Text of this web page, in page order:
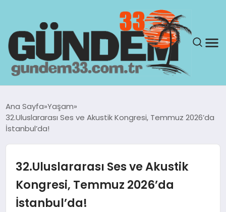
GÜNDEM
TEKNOLOJI
Ana Sayfa Yaşam
32.Uluslararası Ses ve Akustik Kongresi, Temmuz 2026’da
İstanbul’da!
32.Uluslararası Ses ve Akustik
Kongresi, Temmuz 2026’da
İstanbul’da!